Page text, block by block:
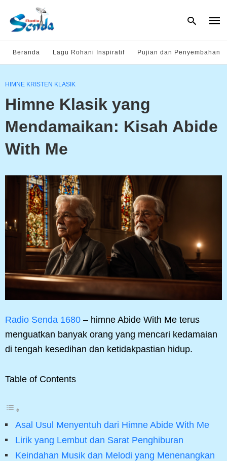
Beranda Lagu Rohani Inspiratif Pujian dan Penyembahan
HIMNE KRISTEN KLASIK
Himne Klasik yang
Mendamaikan: Kisah Abide
With Me
Radio Senda 1680 – himne Abide With Me terus
menguatkan banyak orang yang mencari kedamaian
di tengah kesedihan dan ketidakpastian hidup.
Table of Contents
Asal Usul Menyentuh dari Himne Abide With Me
Lirik yang Lembut dan Sarat Penghiburan
Keindahan Musik dan Melodi yang Menenangkan